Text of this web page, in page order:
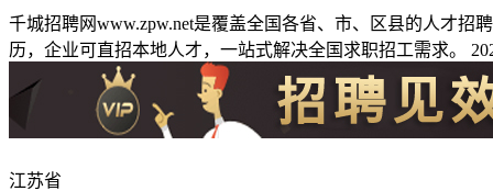
千城招聘网www.zpw.net是覆盖全国各省、市、区县的人才
历，企业可直招本地人才，一站式解决全国求职招工需求。
江苏省